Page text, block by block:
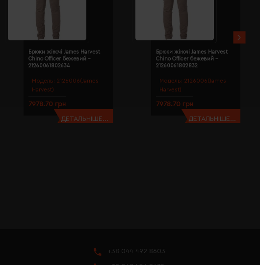
Модель: 2126006(James
Harvest)
Брюки жіночі James Harvest
Chino Officer бежевий -
21260061802634
7978.70 грн
ДЕТАЛЬНІШЕ...
Модель: 2126006(James
Harvest)
Брюки жіночі James Harvest
Chino Officer бежевий -
21260061802832
7978.70 грн
ДЕТАЛЬНІШЕ...
+38 044 492 8603